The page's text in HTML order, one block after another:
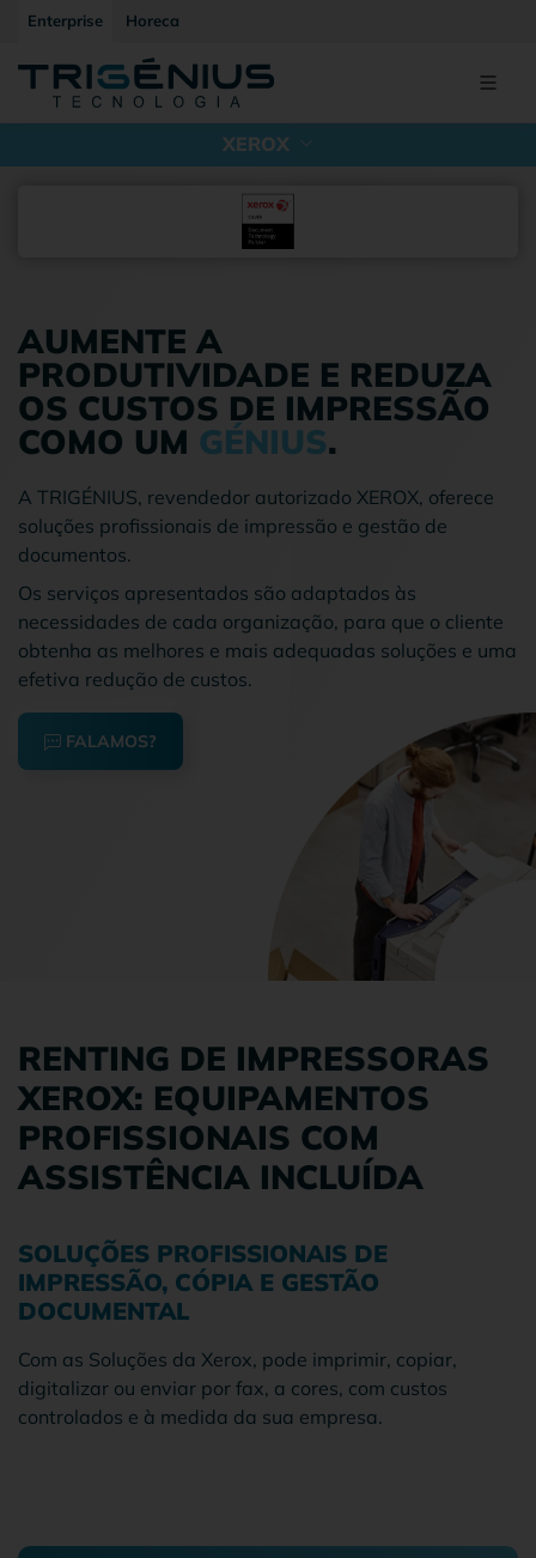
Enterprise Horeca
AUMENTE A
PRODUTIVIDADE E REDUZA
OS CUSTOS DE IMPRESSÃO
COMO UM GÉNIUS.
A TRIGÉNIUS, revendedor autorizado XEROX, oferece
soluções profissionais de impressão e gestão de
documentos.
Os serviços apresentados são adaptados às
necessidades de cada organização, para que o cliente
obtenha as melhores e mais adequadas soluções e uma
efetiva redução de custos.
FALAMOS?
RENTING DE IMPRESSORAS
XEROX: EQUIPAMENTOS
PROFISSIONAIS COM
ASSISTÊNCIA INCLUÍDA
SOLUÇÕES PROFISSIONAIS DE
IMPRESSÃO, CÓPIA E GESTÃO
DOCUMENTAL
Com as Soluções da Xerox, pode imprimir, copiar,
digitalizar ou enviar por fax, a cores, com custos
controlados e à medida da sua empresa.
XEROX